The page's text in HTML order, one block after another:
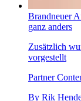
Brandneuer
ganz anders
Zusätzlich
vorgestellt
Partner
By Rik